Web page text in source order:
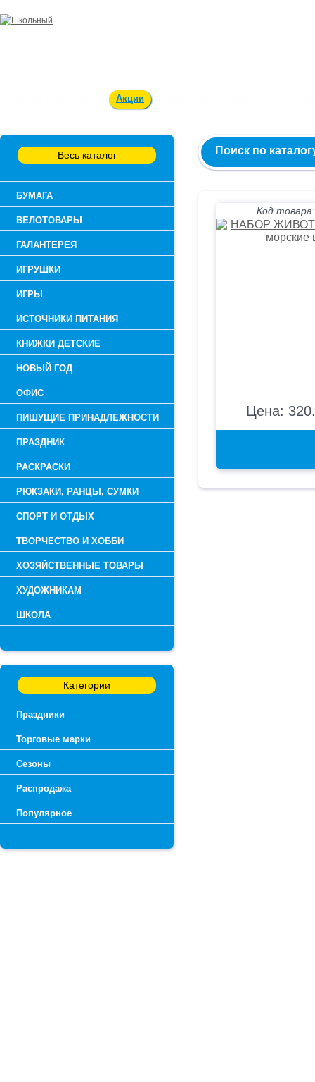
Акции
Весь каталог
БУМАГА
ВЕЛОТОВАРЫ
ГАЛАНТЕРЕЯ
ИГРУШКИ
ИГРЫ
ИСТОЧНИКИ ПИТАНИЯ
КНИЖКИ ДЕТСКИЕ
НОВЫЙ ГОД
ОФИС
ПИШУЩИЕ ПРИНАДЛЕЖНОСТИ
ПРАЗДНИК
РАСКРАСКИ
РЮКЗАКИ, РАНЦЫ, СУМКИ
СПОРТ И ОТДЫХ
ТВОРЧЕСТВО И ХОББИ
ХОЗЯЙСТВЕННЫЕ ТОВАРЫ
ХУДОЖНИКАМ
ШКОЛА
Категории
Праздники
Торговые марки
Сезоны
Распродажа
Популярное
Поиск по
Код
Цена: